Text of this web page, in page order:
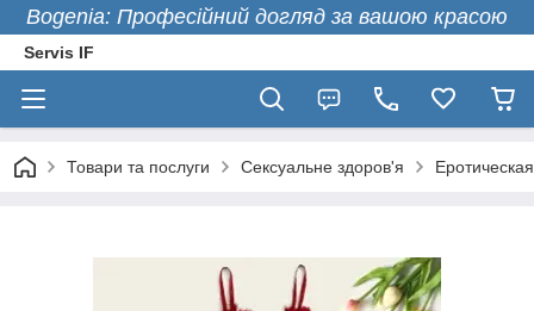
Bogenia: Професійний догляд за вашою красою
Servis IF
Товари та послуги Сексуальне здоров'я